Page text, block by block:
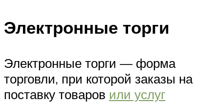
Электронные торги
Электронные торги — форма
торговли, при которой заказы на
поставку товаров или услуг